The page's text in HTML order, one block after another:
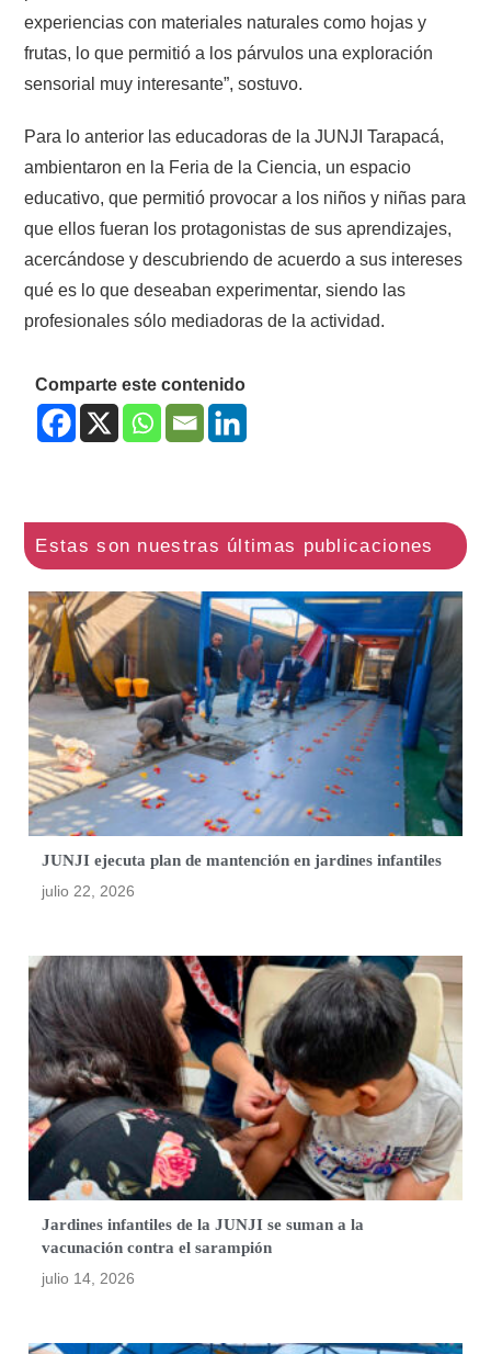
experiencias con materiales naturales como hojas y
frutas, lo que permitió a los párvulos una exploración
sensorial muy interesante”, sostuvo.
Para lo anterior las educadoras de la JUNJI Tarapacá,
ambientaron en la Feria de la Ciencia, un espacio
educativo, que permitió provocar a los niños y niñas para
que ellos fueran los protagonistas de sus aprendizajes,
acercándose y descubriendo de acuerdo a sus intereses
qué es lo que deseaban experimentar, siendo las
profesionales sólo mediadoras de la actividad.
Comparte este contenido
JUNJI ejecuta plan de mantención en jardines infantiles
julio 22, 2026
Jardines infantiles de la JUNJI se suman a la
vacunación contra el sarampión
julio 14, 2026